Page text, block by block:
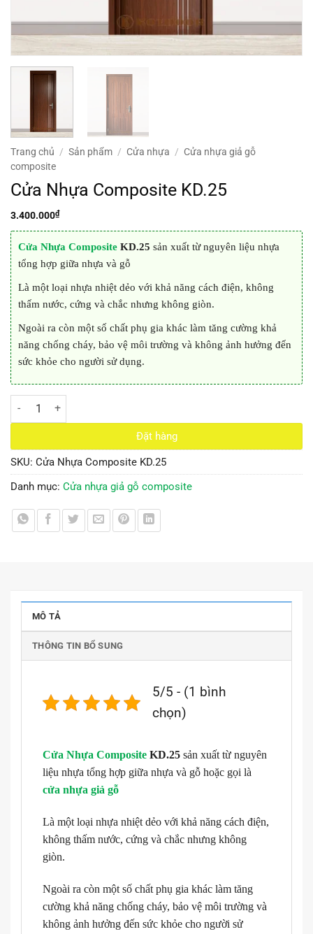
Trang chủ / Sản phẩm / Cửa nhựa / Cửa nhựa giả gỗ
composite
Cửa Nhựa Composite KD.25
3.400.000₫
Cửa Nhựa Composite KD.25 sản xuất từ nguyên liệu nhựa
tổng hợp giữa nhựa và gỗ
Là một loại nhựa nhiệt dẻo với khả năng cách điện, không
thấm nước, cứng và chắc nhưng không giòn.
Ngoài ra còn một số chất phụ gia khác làm tăng cường khả
năng chống cháy, bảo vệ môi trường và không ảnh hưởng đến
sức khỏe cho người sử dụng.
Cửa Nhựa Composite KD.25 số lượng
Đặt hàng
SKU: Cửa Nhựa Composite KD.25
Danh mục: Cửa nhựa giả gỗ composite
MÔ TẢ
THÔNG TIN BỔ SUNG
5/5 - (1 bình
chọn)
Cửa Nhựa Composite KD.25 sản xuất từ nguyên
liệu nhựa tổng hợp giữa nhựa và gỗ hoặc gọi là
cửa nhựa giả gỗ
Là một loại nhựa nhiệt dẻo với khả năng cách điện,
không thấm nước, cứng và chắc nhưng không
giòn.
Ngoài ra còn một số chất phụ gia khác làm tăng
cường khả năng chống cháy, bảo vệ môi trường và
không ảnh hưởng đến sức khỏe cho người sử